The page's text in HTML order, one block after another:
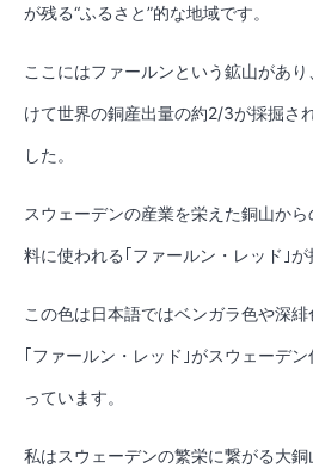
が残る“ふるさと”的な地域です。
ここにはファールンという鉱山があ
けて世界の銅産出量の約2/3が採掘さ
した。
スウェーデンの産業を栄えた銅山か
料に使われる｢ファールン・レッド｣が
この色は日本語ではベンガラ色や深
｢ファールン・レッド｣がスウェーデ
っています。
私はスウェーデンの繁栄に繋がる大